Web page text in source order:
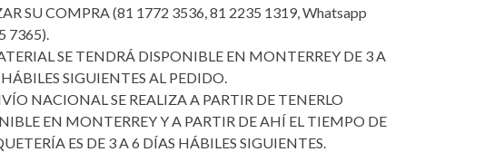
SU COMPRA (81 1772 3536, 81 2235 1319, Whatsapp
7365).
SE TENDRÁ DISPONIBLE EN MONTERREY DE 3 A
SIGUIENTES AL PEDIDO.
NACIONAL SE REALIZA A PARTIR DE TENERLO
EN MONTERREY Y A PARTIR DE AHÍ EL TIEMPO DE
ES DE 3 A 6 DÍAS HÁBILES SIGUIENTES.